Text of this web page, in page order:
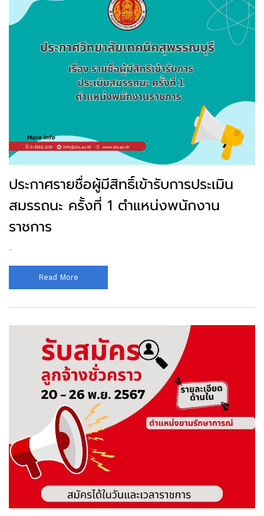
ประกาศรายชื่อผู้มีสิทธิ์เข้ารับการประเมิน
สมรรถนะ ครั้งที่ 1 ตำแหน่งพนักงาน
ราชการ
...
Read More